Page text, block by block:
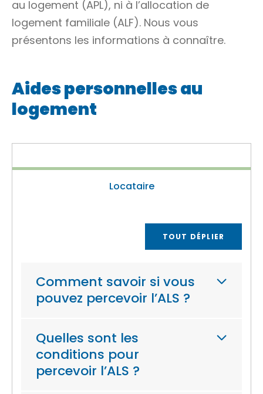
au logement (APL), ni à l’allocation de
logement familiale (ALF). Nous vous
présentons les informations à connaître.
Aides personnelles au
logement
Locataire
TOUT DÉPLIER
Comment savoir si vous
pouvez percevoir l’ALS ?
Quelles sont les
conditions pour
percevoir l’ALS ?